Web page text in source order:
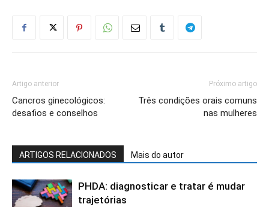
Artigo anterior
Cancros ginecológicos:
desafios e conselhos
Próximo artigo
Três condições orais comuns
nas mulheres
ARTIGOS RELACIONADOS Mais do autor
PHDA: diagnosticar e tratar é mudar
trajetórias